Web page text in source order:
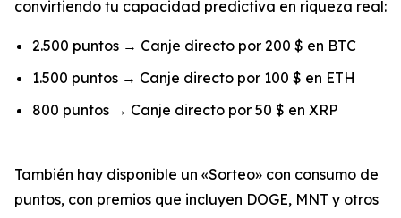
convirtiendo tu capacidad predictiva en riqueza real:
2.500 puntos → Canje directo por 200 $ en BTC
1.500 puntos → Canje directo por 100 $ en ETH
800 puntos → Canje directo por 50 $ en XRP
También hay disponible un «Sorteo» con consumo de
puntos, con premios que incluyen DOGE, MNT y otros